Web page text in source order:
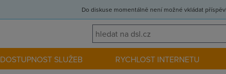
Do diskuse momentálně není možné vkládat
DOSTUPNOST SLUŽEB RYCHLOST INTERNETU